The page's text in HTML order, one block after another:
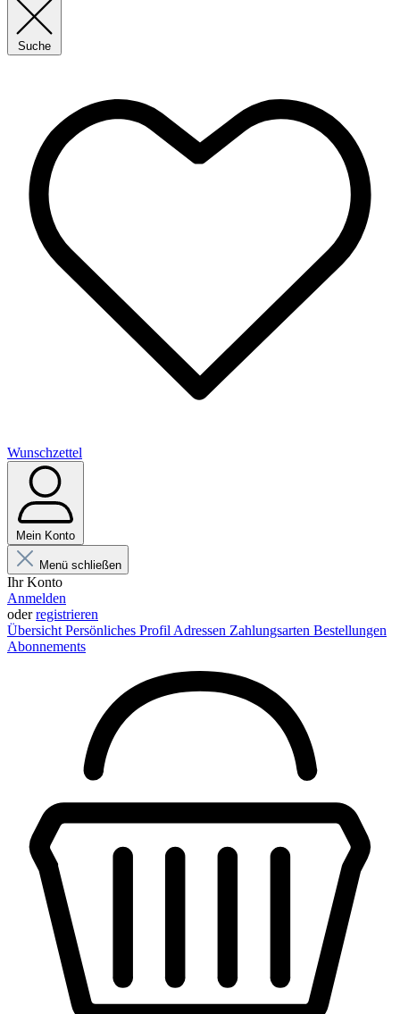
Suche
Wunschzettel
Mein Konto
Menü schließen
Ihr Konto
Anmelden
oderregistrieren
Übersicht Persönliches Profil Adressen Zahlungsarten Bestellungen
Abonnements